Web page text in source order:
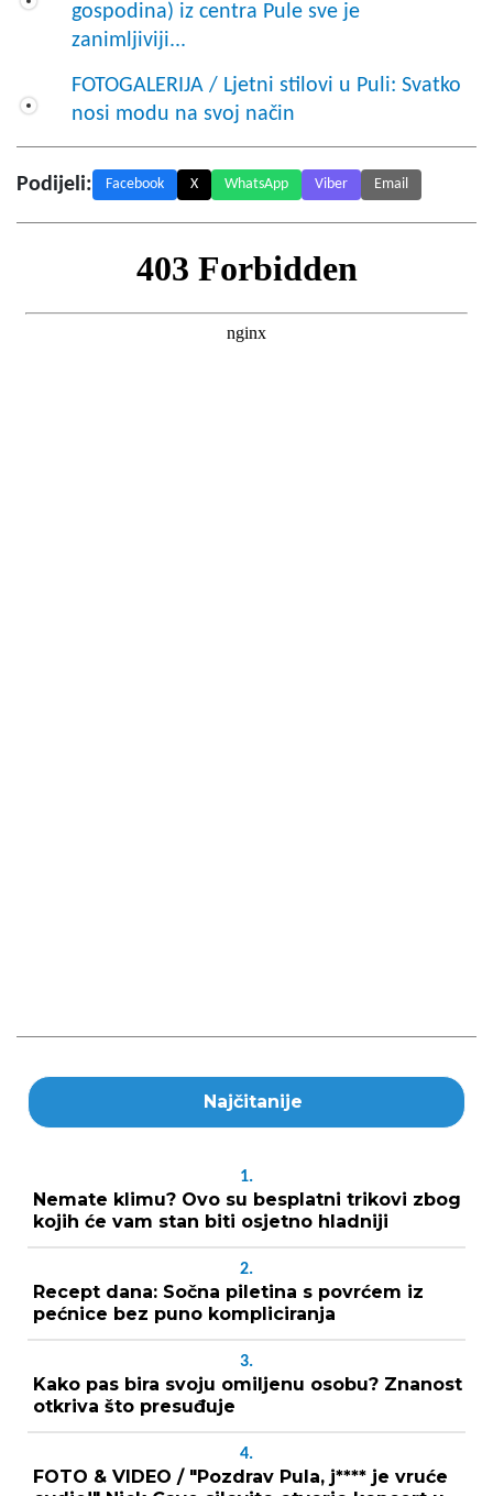
gospodina) iz centra Pule sve je
zanimljiviji...
FOTOGALERIJA / Ljetni stilovi u Puli: Svatko
nosi modu na svoj način
Podijeli: Facebook X WhatsApp Viber Email
Najčitanije
1.
Nemate klimu? Ovo su besplatni trikovi zbog
kojih će vam stan biti osjetno hladniji
2.
Recept dana: Sočna piletina s povrćem iz
pećnice bez puno kompliciranja
3.
Kako pas bira svoju omiljenu osobu? Znanost
otkriva što presuđuje
4.
FOTO & VIDEO / "Pozdrav Pula, j**** je vruće